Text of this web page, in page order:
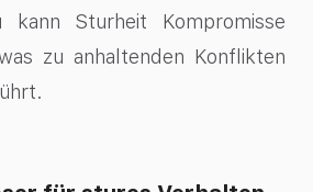
kann Sturheit Kompromisse
zu anhaltenden Konflikten